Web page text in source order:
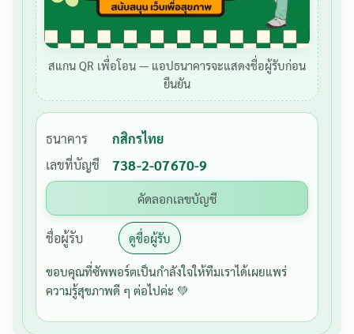
สแกน QR เพื่อโอน — แอปธนาคารจะแสดงชื่อผู้รับก่อน
ยืนยัน
ธนาคาร
กสิกรไทย
เลขที่บัญชี
738-2-07670-9
คัดลอกเลขบัญชี
ชื่อผู้รับ ดูชื่อผู้รับ
ขอบคุณที่ซัพพอร์ตเป็นกำลังใจให้ทีมเราได้เผยแพร่
ความรู้สุขภาพดี ๆ ต่อไปค่ะ 💚